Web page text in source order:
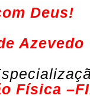
Deus!
Azevedo
Física